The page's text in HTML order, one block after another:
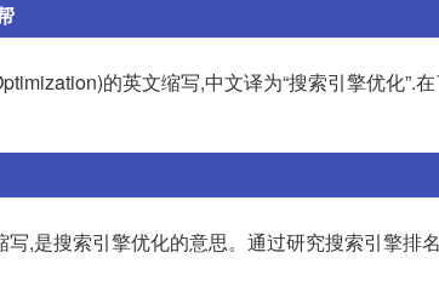
的英文缩写,中文译为“搜索引擎优化”.
,是搜索引擎优化的意思。通过研究搜索引擎排